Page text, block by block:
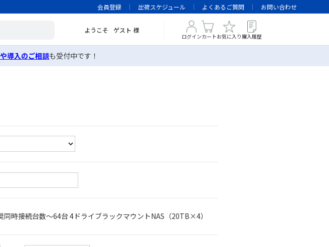
会員登録 出荷スケジュール よくあるご質問 お問い合わせ
ようこそ ゲスト 様
ログインカートお気に入り 購入履歴
導入のご相談も受付中です！
時接続台数～64台 4ドライブラックマウントNAS（20TB×4）